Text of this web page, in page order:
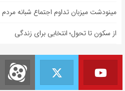
مینودشت میزبان تداوم اجتماع شبانه مردم
از سکون تا تحول؛ انتخابی برای زندگی